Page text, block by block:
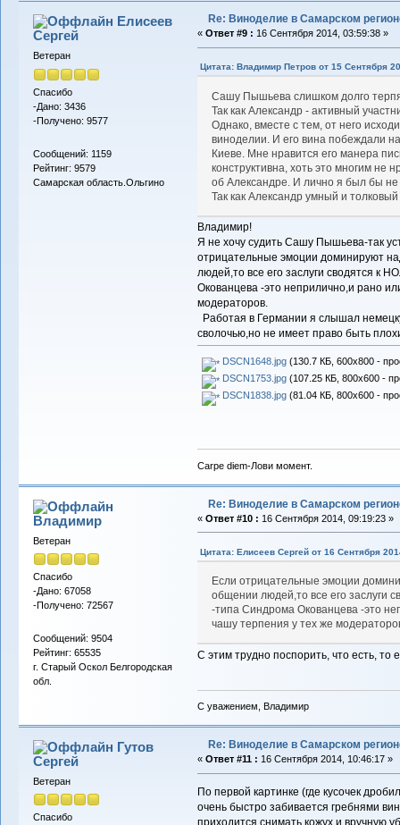
Елисеев
Сергей
Ветеран
Спасибо
-Дано: 3436
-Получено: 9577
Сообщений: 1159
Рейтинг: 9579
Самарская область.Ольгино
Re: Виноделие в Самарском
« Ответ #9 : 16 Сентября 2014, 03:59:38 »
Цитата: Владимир Петров от 15 Сентября
Сашу Пышьева слишком долго
Так как Александр - активный
Однако, вместе с тем, от него
виноделии. И его вина побеждали
Киеве. Мне нравится его манера
конструктивна, хоть это многим не
об Александре. И лично я был бы
Так как Александр умный и
Владимир!
Я не хочу судить Сашу Пышьева-так
отрицательные эмоции доминируют
людей,то все его заслуги сводятся к
Окованцева -это неприлично,и рано
модераторов.
Работая в Германии я слышал
сволочью,но не имеет право быть
DSCN1648.jpg(130.7 КБ, 600x800 -
DSCN1753.jpg(107.25 КБ, 800x600 -
DSCN1838.jpg(81.04 КБ, 800x600 -
Carpe diem-Лови момент.
Владимиp
Ветеран
Спасибо
-Дано: 67058
-Получено: 72567
Сообщений: 9504
Рейтинг: 65535
г. Старый Оскол Белгородская
обл.
Re: Виноделие в Самарском
« Ответ #10 : 16 Сентября 2014, 09:19:23 »
Цитата: Елисеев Сергей от 16 Сентября
Если отрицательные эмоции
общении людей,то все его заслуги
-типа Синдрома Окованцева -это
чашу терпения у тех же
С этим трудно поспорить, что есть, то
С уважением, Владимир
Гутов
Сергей
Ветеран
Спасибо
Re: Виноделие в Самарском
« Ответ #11 : 16 Сентября 2014, 10:46:17 »
По первой картинке (где кусочек
очень быстро забивается гребнями
приходится снимать кожух и вручную